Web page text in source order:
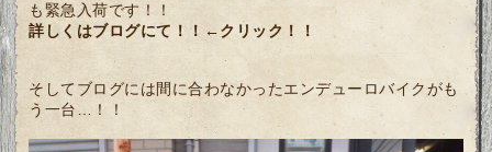
も緊急入荷です！！
詳しくはブログにて！！←クリック！！
そしてブログには間に合わなかったエンデューロバイクがも
う一台…！！